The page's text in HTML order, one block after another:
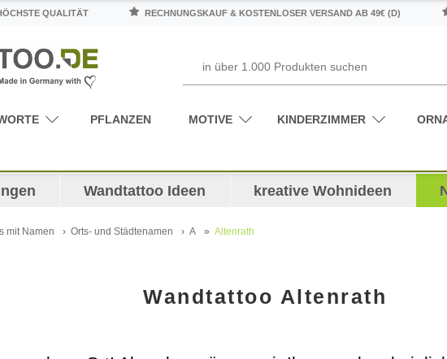
QUALITÄT RECHNUNGSKAUF & KOSTENLOSER VERSAND AB 49€ (D)
PFLANZEN MOTIVE KINDERZIMMER
Wandtattoo Ideen kreative Wohnideen
mit Namen Orts- und Städtenamen A Altenrath
Wandtattoo Altenrath